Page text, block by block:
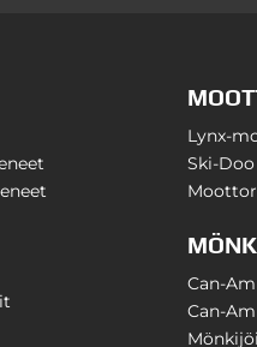
Lynx-
Ski-
Can-
Can-